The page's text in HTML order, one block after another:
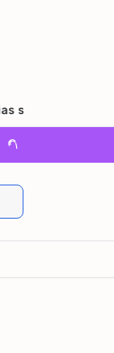
feminicídio